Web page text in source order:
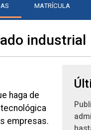
MATRÍCULA
industrial
haga de
empresas.